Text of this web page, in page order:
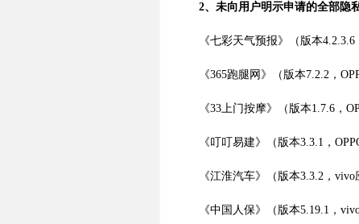
2、未向用户明示申请的全部隐
《七彩天气预报》（版本4.2.3.6
《365跑腿网》（版本7.2.2，
《33上门按摩》（版本1.7.6，
《叮叮易建》（版本3.3.1，
《江淮汽车》（版本3.3.2，vivo
《中国人保》（版本5.19.1，